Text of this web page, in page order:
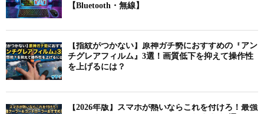
【Bluetooth・無線】
【指紋がつかない】原神ガチ勢におすすめの『アン
チグレアフィルム』3選！画質低下を抑えて操作性
を上げるには？
【2026年版】スマホが熱いならこれを付けろ！最強